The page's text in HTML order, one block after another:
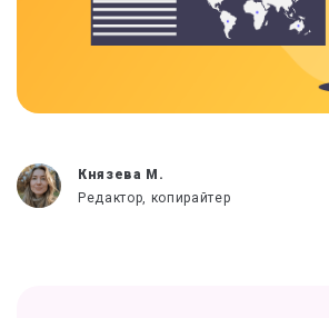
Князева М.
Редактор, копирайтер